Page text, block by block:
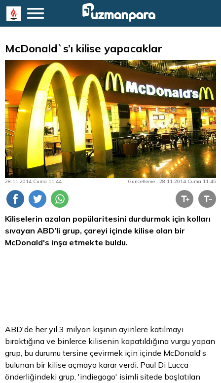
McDonald`s’ı kilise yapacaklar
28.11.2014 Cuma 11:44 Güncelleme : 28.11.2014 Cuma 11:45
Kiliselerin azalan popülaritesini durdurmak için kolları
sıvayan ABD’li grup, çareyi içinde kilise olan bir
McDonald's inşa etmekte buldu.
ABD'de her yıl 3 milyon kişinin ayinlere katılmayı
bıraktığına ve binlerce kilisenin kapatıldığına vurgu yapan
grup, bu durumu tersine çevirmek için içinde McDonald's
bulunan bir kilise açmaya karar verdi. Paul Di Lucca
önderliğindeki grup, 'indiegogo' isimli sitede başlatılan